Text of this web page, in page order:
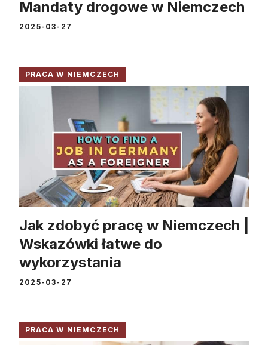
Mandaty drogowe w Niemczech
2025-03-27
PRACA W NIEMCZECH
Jak zdobyć pracę w Niemczech |
Wskazówki łatwe do
wykorzystania
2025-03-27
PRACA W NIEMCZECH